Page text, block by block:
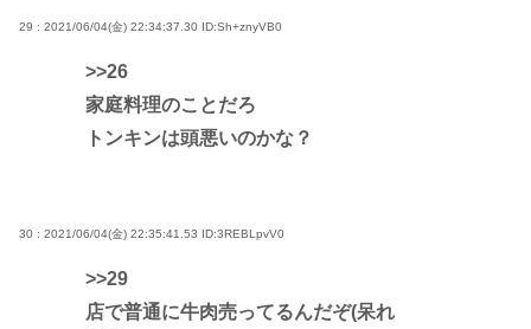
29 : 2021/06/04(金) 22:34:37.30 ID:Sh+znyVB0
>>26
家庭料理のことだろ
トンキンは頭悪いのかな？
30 : 2021/06/04(金) 22:35:41.53 ID:3REBLpvV0
>>29
店で普通に牛肉売ってるんだぞ(呆れ